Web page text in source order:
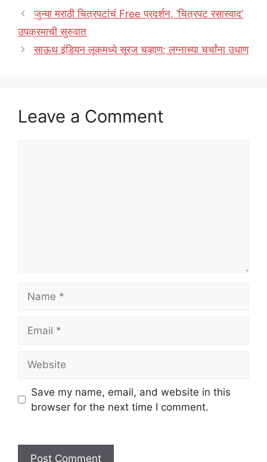
जुन्या मराठी चित्रपटांचं Free प्रदर्शन, ‘चित्रपट रसास्वाद’
उपक्रमाची सुरुवात
साऊथ इंडियन लूकमध्ये सूरज चव्हाण; लग्नाच्या चर्चांना उधाण
Leave a Comment
Save my name, email, and website in this
browser for the next time I comment.